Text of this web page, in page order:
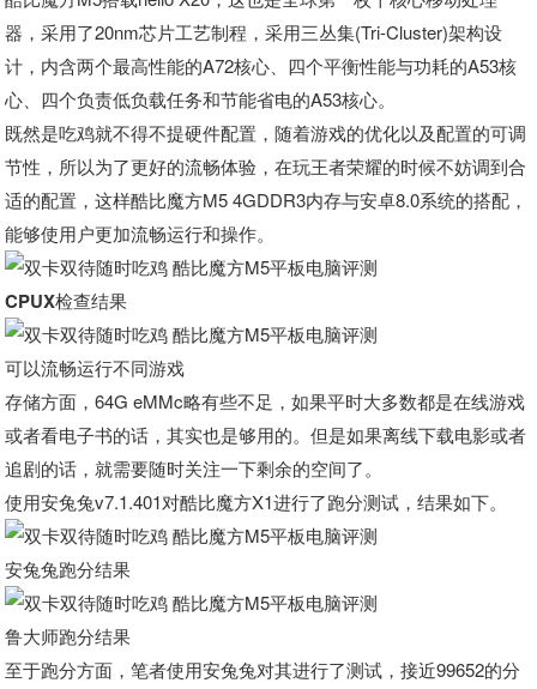
器，采用了20nm芯片工艺制程，采用三丛集(Tri-Cluster)架构设
计，内含两个最高性能的A72核心、四个平衡性能与功耗的A53核
心、四个负责低负载任务和节能省电的A53核心。
既然是吃鸡就不得不提硬件配置，随着游戏的优化以及配置的可调
节性，所以为了更好的流畅体验，在玩王者荣耀的时候不妨调到合
适的配置，这样酷比魔方M5 4GDDR3内存与安卓8.0系统的搭配，
能够使用户更加流畅运行和操作。
CPUX检查结果
可以流畅运行不同游戏
存储方面，64G eMMc略有些不足，如果平时大多数都是在线游戏
或者看电子书的话，其实也是够用的。但是如果离线下载电影或者
追剧的话，就需要随时关注一下剩余的空间了。
使用安兔兔v7.1.401对酷比魔方X1进行了跑分测试，结果如下。
安兔兔跑分结果
鲁大师跑分结果
至于跑分方面，笔者使用安兔兔对其进行了测试，接近99652的分